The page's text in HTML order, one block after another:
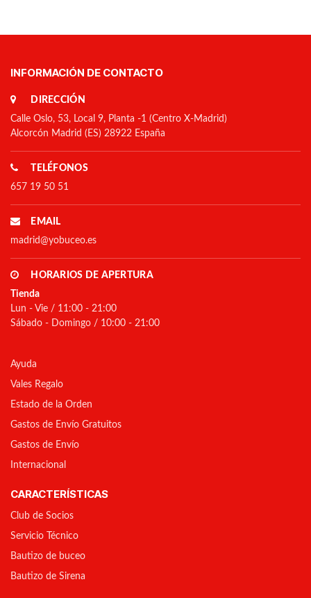
INFORMACIÓN DE CONTACTO
DIRECCIÓN
Calle Oslo, 53, Local 9, Planta -1 (Centro X-Madrid)
Alcorcón Madrid (ES) 28922 España
TELÉFONOS
657 19 50 51
EMAIL
madrid@yobuceo.es
HORARIOS DE APERTURA
Tienda
Lun - Vie / 11:00 - 21:00
Sábado - Domingo / 10:00 - 21:00
Ayuda
Vales Regalo
Estado de la Orden
Gastos de Envío Gratuitos
Gastos de Envío
Internacional
CARACTERÍSTICAS
Club de Socios
Servicio Técnico
Bautizo de buceo
Bautizo de Sirena